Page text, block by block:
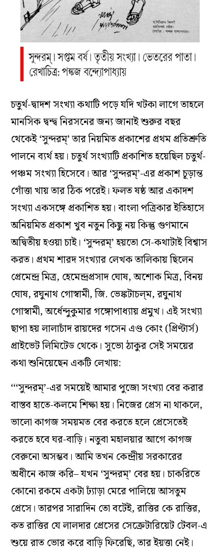
চতুর্থ-দ্বাদশ সংখ্যা কথাটি পড়ে যদি খটকা লাগে তাহলে
মানসিক দ্বন্দ্ব নিরসনের জন্য জানাই শুরুর বছর
থেকেই ‘সুন্দরম্‌’ তার নিয়মিত প্রকাশের প্রথম প্রতিশ্রুতি
পালনে ব্যর্থ হয়। চতুর্থ সংখ্যাটি প্রকাশিত হয়েছিল চতুর্থ-
পঞ্চম সংখ্যা হিসেবে। আর ‘সুন্দরম্‌’-এর প্রকাশ চূড়ান্ত
গোঁত্তা খায় তার ঠিক পরেই। ফলত ষষ্ঠ আর একাদশ
সংখ্যা একসঙ্গে প্রকাশিত হয়। বাংলা পত্রিকার ইতিহাসে
অনিয়মিত প্রকাশ খুব নতুন কিছু নয় কিন্তু গুণমানে
অদ্বিতীয় হওয়া চাই। ‘সুন্দরম্‌’ হয়তো সে-কথাটাই বিশ্বাস
করত। প্রথম শারদ সংখ্যার লেখক তালিকায় ছিলেন
প্রেমেন্দ্র মিত্র, হেমেন্দ্রপ্রসাদ ঘোষ, অশোক মিত্র, বিনয়
ঘোষ, রঘুনাথ গোস্বামী, জি. ভেঙ্কটাচল্‌ম, রঘুনাথ
গোস্বামী, অর্ধেন্দুকুমার গঙ্গোপাধ্যায় প্রমুখ। এই সংখ্যা
ছাপা হয় লালাচাঁদ রায়দের গসেন এণ্ড কোং (প্রিণ্টার্স)
প্রাইভেট লিমিটেড থেকে। সুভো ঠাকুর সেই সময়ের
কথা শুনিয়েছেন একটি লেখায়:
‘‘‘সুন্দরম্’-এর সময়েই আমার পুজো সংখ্যা বের করার
বাস্তব হাতে-কলমে শিক্ষা হয়। নিজের প্রেস না থাকলে,
ভালো কাগজ সময়মত বের করতে হলে প্রেসেতেই
করতে হবে ঘর-বাড়ি। নতুবা মহালয়ার আগে কাগজ
বেরুনো অসম্ভব। আমি তখন কেন্দ্রীয় সরকারের
অধীনে কাজ করি– যখন ‘সুন্দরম্’ বের হয়। চাকরিতে
কোনো রকমে একটা ঢ্যাঁড়া মেরে পালিয়ে আসতুম
প্রেসে। তারপর সারাদিন তো বটেই, রাত্তির কে রাত্তির,
কত রাত্তির যে লালদার প্রেসের সেক্রেটারিয়েট টেবল-এ
শুয়ে রাত ভোর করে বাড়ি ফিরেছি, তার ইয়ত্তা নেই।